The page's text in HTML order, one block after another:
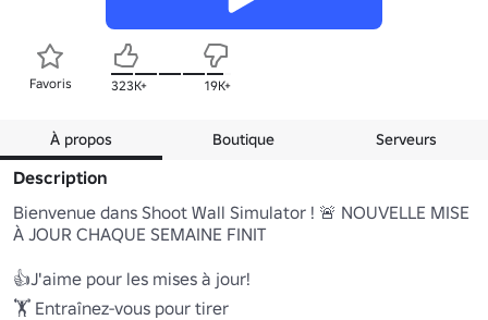
Favoris 323K+ 19K+
À propos Boutique Serveurs
Description
Bienvenue dans Shoot Wall Simulator ! 🚨 NOUVELLE MISE
À JOUR CHAQUE SEMAINE FINIT
👍J'aime pour les mises à jour!
🏋️ Entraînez-vous pour tirer